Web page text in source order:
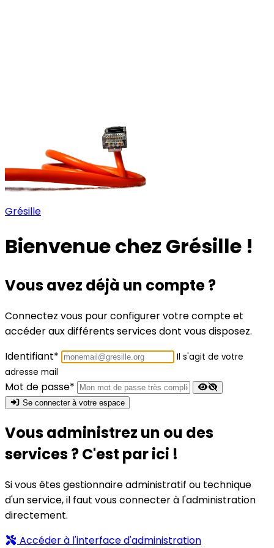
Grésille
Bienvenue chez Grésille !
Vous avez déjà un compte ?
Connectez vous pour configurer votre compte et
accéder aux différents services dont vous disposez.
Identifiant*
Il s'agit de votre
adresse mail
Mot de passe*
Se connecter à votre espace
Vous administrez un ou des
services ? C'est par ici !
Si vous êtes gestionnaire administratif ou technique
d'un service, il faut vous connecter à l'administration
directement.
Accéder à l'interface d'administration